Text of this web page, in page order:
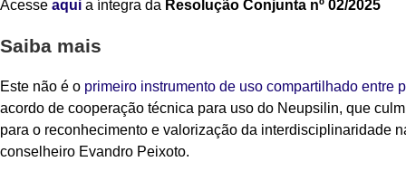
Acesse aqui a íntegra da Resolução Conjunta nº 02/2025
Saiba mais
Este não é o primeiro instrumento de uso compartilhado entre
acordo de cooperação técnica para uso do Neupsilin, que
para o reconhecimento e valorização da interdisciplinaridade
conselheiro Evandro Peixoto.